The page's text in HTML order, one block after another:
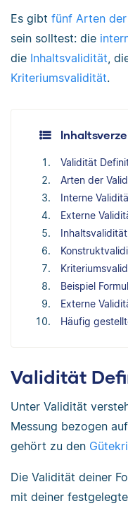
Es gibt fünf Arten
sein solltest: die
die Inhaltsvalidität ,
Kriteriumsvalidität.
Validität
Arten der
Interne
Externe
Inhaltsvalidität
Beispiel
Externe
Häufig
Validität
Unter Validität
Messung bezogen
gehört zu den
Die Validität deiner
mit deiner